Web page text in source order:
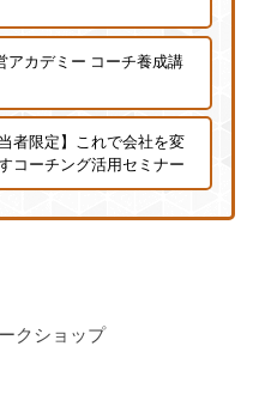
アカデミー コーチ養成講
者限定】これで会社を変
コーチング活用セミナー
クショップ